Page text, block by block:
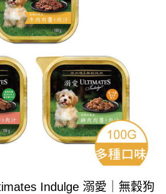
Indulge 溺愛｜無穀狗